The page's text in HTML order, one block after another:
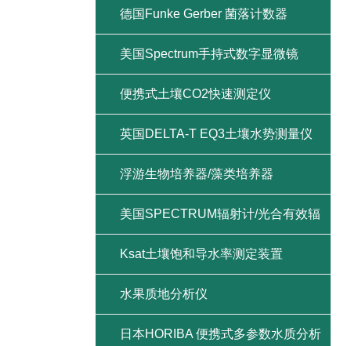
度计
德国Funke Gerber 菌落计数器
美国Spectrum手持式数字显微镜
便携式土壤CO2快速测定仪
英国DELTA-T EQ3土壤水势测量仪
浮游生物培养器/藻类培养器
美国SPECTRUM辐射计/光合有效辐
射/紫外辐射/总辐射
Ksat土壤饱和导水率测定装置
水果质地分析仪
日本HORIBA 便携式多参数水质分析